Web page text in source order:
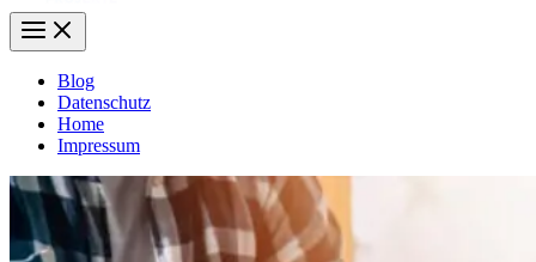
Blog
Datenschutz
Home
Impressum